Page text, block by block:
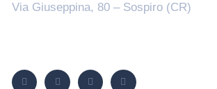
Via Giuseppina, 80 – Sospiro (CR)